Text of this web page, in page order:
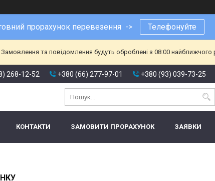
прорахунок перевезення -> Телефонуйте
Замовлення та повідомлення будуть оброблені з 08:00
268-12-52 +380 (66) 277-97-01 +380 (93) 039-73-25
КОНТАКТИ ЗАМОВИТИ ПРОРАХУНОК ЗАЯВКИ